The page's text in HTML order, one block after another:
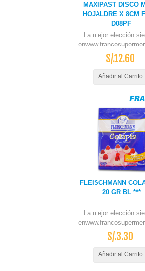
MAXIPAST DISCO
HOJALDRE X 8CM
D08PF
La mejor elección
S/.12.60
Añadir al Carrito
FLEISCHMANN
20 GR BL ***
La mejor elección
S/.3.30
Añadir al Carrito